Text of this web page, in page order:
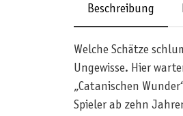
Beschreibung
Welche Schätze
Ungewisse. Hier
„Catanischen
Spieler ab zehn